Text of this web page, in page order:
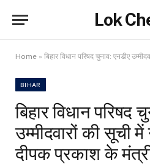
Lok
Home » बिहार विधान परिषद चुनाव: एनडीए उम्मीदवारों की सूची
BIHAR
बिहार विधान परिषद
उम्मीदवारों की सूची
दीपक प्रकाश के